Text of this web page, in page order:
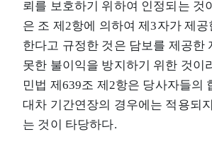
뢰를 보호하기 위하여 인정되는 것
은 조 제2항에 의하여 제3자가 제
한다고 규정한 것은 담보를 제공한
못한 불이익을 방지하기 위한 것이
민법 제639조 제2항은 당사자들의
대차 기간연장의 경우에는 적용되
는 것이 타당하다.